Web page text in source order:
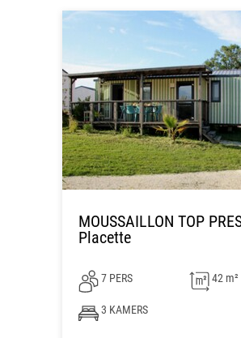
MOUSSAILLON TOP
Placette
7 PERS 42 m²
3 KAMERS